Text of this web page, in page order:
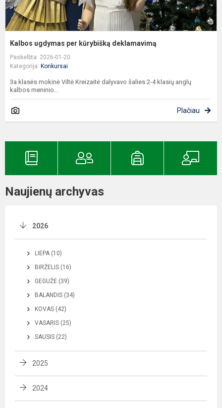
Kalbos ugdymas per kūrybišką deklamavimą
Paskelbta: 2026-01-20
Kategorija: Konkursai
3a klasės mokinė Viltė Kreizaitė dalyvavo šalies 2-4 klasių anglų
kalbos meninio...
Plačiau
Naujienų archyvas
2026
LIEPA (10)
BIRŽELIS (16)
GEGUŽĖ (39)
BALANDIS (34)
KOVAS (42)
VASARIS (25)
SAUSIS (22)
2025
2024